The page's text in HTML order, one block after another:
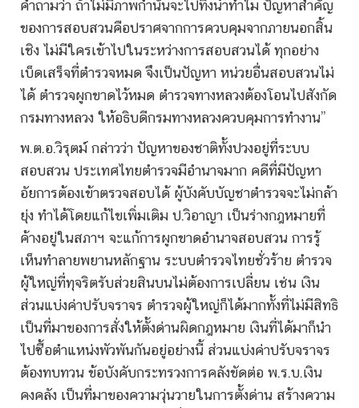
คำถามว่า ถ้าไม่มีภาพกำนันจะไปทิ้งน้ำทำไม ปัญหาสำคัญ
ของการสอบสวนคือปราศจากการควบคุมจากภายนอกสิ้น
เชิง ไม่มีใครเข้าไปในระหว่างการสอบสวนได้ ทุกอย่าง
เบ็ดเสร็จที่ตำรวจหมด จึงเป็นปัญหา หน่วยอื่นสอบสวนไม่
ได้ ตำรวจผูกขาดไว้หมด ตำรวจทางหลวงต้องโอนไปสังกัด
กรมทางหลวง ให้อธิบดีกรมทางหลวงควบคุมการทำงาน”
พ.ต.อ.วิรุตม์ กล่าวว่า ปัญหาของชาติทั้งปวงอยู่ที่ระบบ
สอบสวน ประเทศไทยตำรวจมีอำนาจมาก คดีที่มีปัญหา
อัยการต้องเข้าตรวจสอบได้ ผู้บังคับบัญชาตำรวจจะไม่กล้า
ยุ่ง ทำได้โดยแก้ไขเพิ่มเติม ป.วิอาญา เป็นร่างกฎหมายที่
ค้างอยู่ในสภาฯ จะแก้การผูกขาดอำนาจสอบสวน การรู้
เห็นทำลายพยานหลักฐาน ระบบตำรวจไทยชั่วร้าย ตำรวจ
ผู้ใหญ่ที่ทุจริตรับส่วยสินบนไม่ต้องการเปลี่ยน เช่น เงิน
ส่วนแบ่งค่าปรับจราจร ตำรวจผู้ใหญ่ก็ได้มากทั้งที่ไม่มีสิทธิ
เป็นที่มาของการสั่งให้ตั้งด่านผิดกฎหมาย เงินที่ได้มาก็นำ
ไปซื้อตำแหน่งพัวพันกันอยู่อย่างนี้ ส่วนแบ่งค่าปรับจราจร
ต้องทบทวน ข้อบังคับกระทรวงการคลังขัดต่อ พ.ร.บ.เงิน
คงคลัง เป็นที่มาของความวุ่นวายในการตั้งด่าน สร้างความ